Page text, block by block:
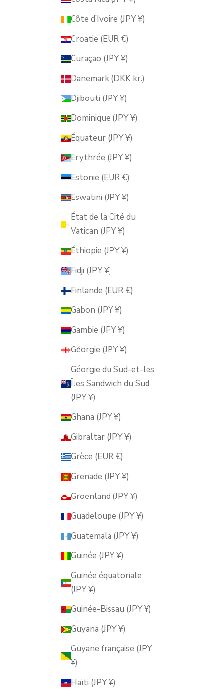
Côte d’Ivoire (JPY ¥)
Croatie (EUR €)
Curaçao (JPY ¥)
Danemark (DKK kr.)
Djibouti (JPY ¥)
Dominique (JPY ¥)
Équateur (JPY ¥)
Érythrée (JPY ¥)
Estonie (EUR €)
Eswatini (JPY ¥)
État de la Cité du
Vatican (JPY ¥)
Éthiopie (JPY ¥)
Fidji (JPY ¥)
Finlande (EUR €)
Gabon (JPY ¥)
Gambie (JPY ¥)
Géorgie (JPY ¥)
Géorgie du Sud-et-les
Îles Sandwich du Sud
(JPY ¥)
Ghana (JPY ¥)
Gibraltar (JPY ¥)
Grèce (EUR €)
Grenade (JPY ¥)
Groenland (JPY ¥)
Guadeloupe (JPY ¥)
Guatemala (JPY ¥)
Guinée (JPY ¥)
Guinée équatoriale
(JPY ¥)
Guinée-Bissau (JPY ¥)
Guyana (JPY ¥)
Guyane française (JPY
¥)
Haïti (JPY ¥)